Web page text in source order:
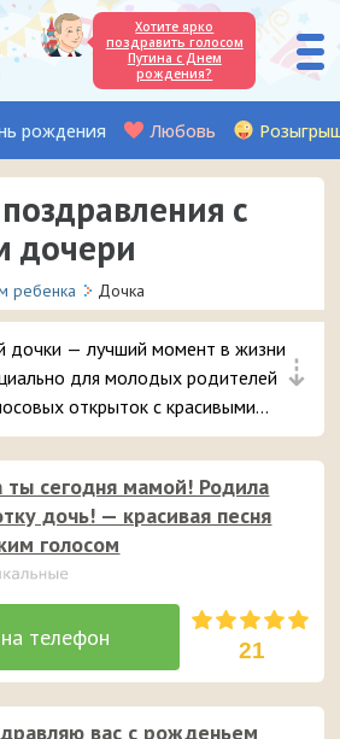
Хотите ярко
поздравить голосом
Путина с Днем
рождения?
рождения Любовь
с
дочери
ребенка Дочка
⇣
дочки — лучший момент в жизни
для молодых родителей
открыток с красивыми
можно отправить на
звонка.
ты сегодня мамой! Родила
дочь! — красивая песня
голосом
21
вас с рожденьем